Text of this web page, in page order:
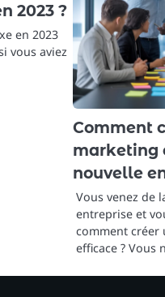
2023 ?
en 2023
vous aviez
Comment
marketing
nouvelle
Vous venez de
entreprise et
comment créer
efficace ? Vous